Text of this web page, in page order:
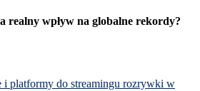
realny wpływ na globalne rekordy?
i platformy do streamingu rozrywki w